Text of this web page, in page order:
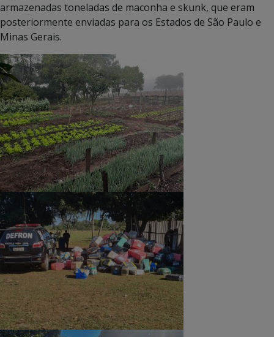
armazenadas toneladas de maconha e skunk, que eram
posteriormente enviadas para os Estados de São Paulo e
Minas Gerais.